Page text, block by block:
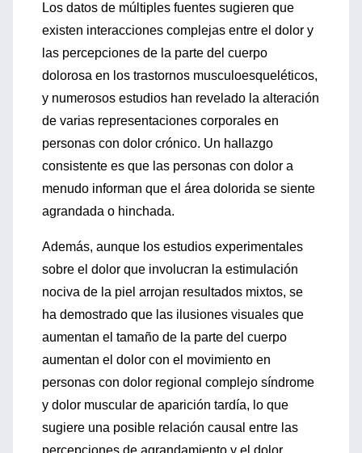
Los datos de múltiples fuentes sugieren que
existen interacciones complejas entre el dolor y
las percepciones de la parte del cuerpo
dolorosa en los trastornos musculoesqueléticos,
y numerosos estudios han revelado la alteración
de varias representaciones corporales en
personas con dolor crónico. Un hallazgo
consistente es que las personas con dolor a
menudo informan que el área dolorida se siente
agrandada o hinchada.
Además, aunque los estudios experimentales
sobre el dolor que involucran la estimulación
nociva de la piel arrojan resultados mixtos, se
ha demostrado que las ilusiones visuales que
aumentan el tamaño de la parte del cuerpo
aumentan el dolor con el movimiento en
personas con dolor regional complejo síndrome
y dolor muscular de aparición tardía, lo que
sugiere una posible relación causal entre las
percepciones de agrandamiento y el dolor